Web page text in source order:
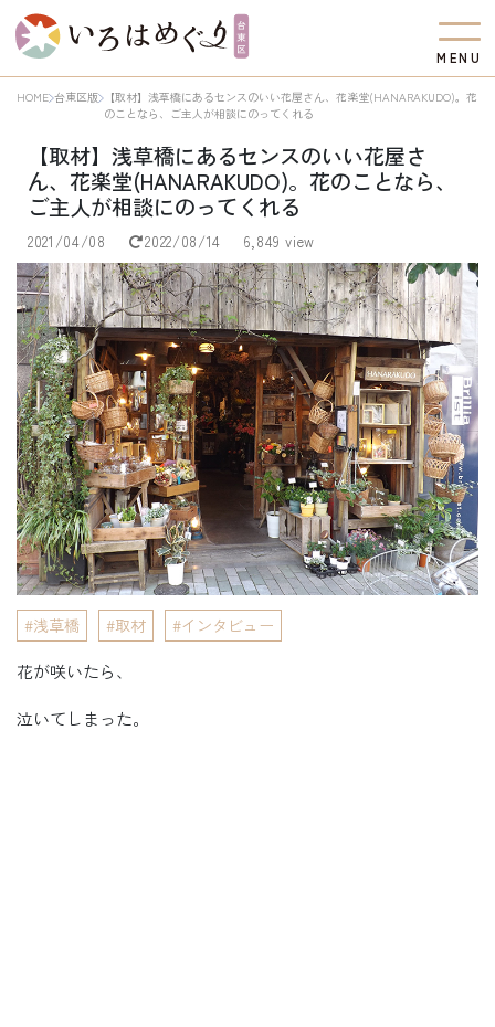
M EN U
HOME 台東区版
【取材】浅草橋にあるセンスのいい花屋さん、花楽堂(HANARAKUDO)。花
のことなら、ご主人が相談にのってくれる
【取材】浅草橋にあるセンスのいい花屋さ
ん、花楽堂(HANARAKUDO)。花のことなら、
ご主人が相談にのってくれる
2021/04/08 2022/08/14 6,849 view
浅草橋 取材 インタビュー
花が咲いたら、
泣いてしまった。